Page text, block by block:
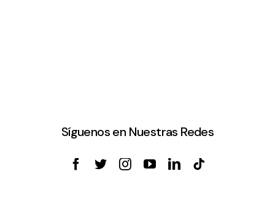
Síguenos en Nuestras Redes